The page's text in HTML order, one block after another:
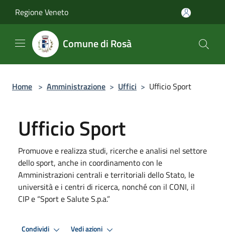
Regione Veneto
Comune di Rosà
Home > Amministrazione > Uffici > Ufficio Sport
Ufficio Sport
Promuove e realizza studi, ricerche e analisi nel settore
dello sport, anche in coordinamento con le
Amministrazioni centrali e territoriali dello Stato, le
università e i centri di ricerca, nonché con il CONI, il
CIP e “Sport e Salute S.p.a.”
Condividi Vedi azioni